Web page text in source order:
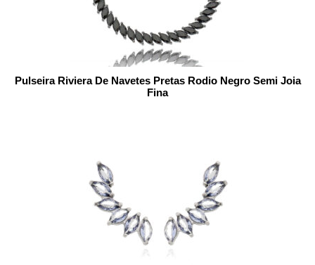
Pulseira Riviera De Navetes Pretas Rodio Negro Semi Joia
Fina